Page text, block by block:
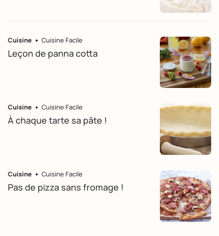
Cuisine Cuisine Facile
Leçon de panna cotta
Cuisine Cuisine Facile
À chaque tarte sa pâte !
Cuisine Cuisine Facile
Pas de pizza sans fromage !